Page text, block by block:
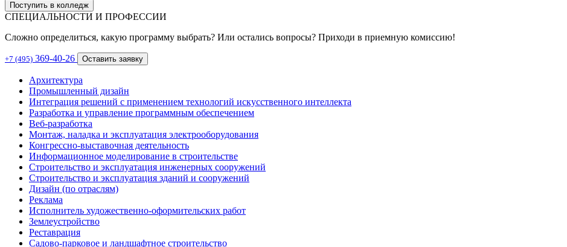
Поступить в колледж
СПЕЦИАЛЬНОСТИ И ПРОФЕССИИ
Сложно определиться, какую программу выбрать? Или остались вопросы? Приходи в приемную комиссию!
+7 (495) 369-40-26 Оставить заявку
Архитектура
Промышленный дизайн
Интеграция решений с применением технологий искусственного интеллекта
Разработка и управление программным обеспечением
Веб-разработка
Монтаж, наладка и эксплуатация электрооборудования
Конгрессно-выставочная деятельность
Информационное моделирование в строительстве
Строительство и эксплуатация инженерных сооружений
Строительство и эксплуатация зданий и сооружений
Дизайн (по отраслям)
Реклама
Исполнитель художественно-оформительских работ
Землеустройство
Реставрация
Садово-парковое и ландшафтное строительство